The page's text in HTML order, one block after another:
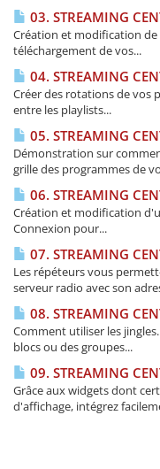
03. STREAMING
Création et modification
téléchargement de vos...
04. STREAMING
Créer des rotations de vos
entre les playlists...
05. STREAMING
Démonstration sur
grille des programmes de
06. STREAMING
Création et modification
Connexion pour...
07. STREAMING
Les répéteurs vous
serveur radio avec son
08. STREAMING
Comment utiliser les
blocs ou des groupes...
09. STREAMING
Grâce aux widgets dont
d'affichage, intégrez